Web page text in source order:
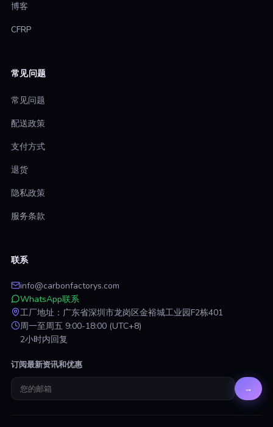
博客
CFRP
常见问题
常见问题
配送政策
支付方式
退货
隐私政策
服务条款
联系
info@carbonfactorys.com
WhatsApp联系
工厂地址：广东省深圳市龙岗区金裕城工业园F2栋401
周一至周五 9:00-18:00 (UTC+8)
2小时内回复
订阅最新资讯和优惠
→